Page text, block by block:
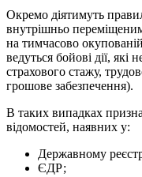
Окремо діятимуть
внутрішньо
на тимчасово окупованій
ведуться бойові дії,
страхового стажу,
грошове забезпечення).
В таких випадках
відомостей, наявних у:
Державному
ЄДР;